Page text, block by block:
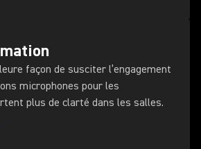
façon de susciter l’engagement
microphones pour les
plus de clarté dans les salles.